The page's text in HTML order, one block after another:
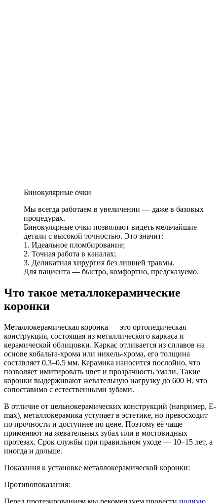
Бинокулярные очки
Мы всегда работаем в увеличении — даже в базовых
процедурах.
Бинокулярные очки позволяют видеть мельчайшие
детали с высокой точностью. Это значит:
1. Идеальное пломбирование;
2. Точная работа в каналах;
3. Деликатная хирургия без лишней травмы.
Для пациента — быстро, комфортно, предсказуемо.
Что такое металлокерамические
коронки
Металлокерамическая коронка — это ортопедическая
конструкция, состоящая из металлического каркаса и
керамической облицовки. Каркас отливается из сплавов на
основе кобальта-хрома или никель-хрома, его толщина
составляет 0,3–0,5 мм. Керамика наносится послойно, что
позволяет имитировать цвет и прозрачность эмали. Такие
коронки выдерживают жевательную нагрузку до 600 Н, что
сопоставимо с естественными зубами.
В отличие от цельнокерамических конструкций (например, E-
max), металлокерамика уступает в эстетике, но превосходит
по прочности и доступнее по цене. Поэтому её чаще
применяют на жевательных зубах или в мостовидных
протезах. Срок службы при правильном уходе — 10–15 лет, а
иногда и дольше.
Показания к установке металлокерамической коронки:
Противопоказания: